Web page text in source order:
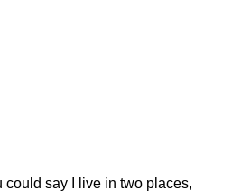
say I live in two places,